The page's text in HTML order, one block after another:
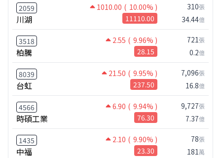
2059 1010.00 ( 10.00% )
川湖 11110.00
310張
34.44億
3518 2.55 ( 9.96% )
柏騰 28.15
721張
0.2億
8039 21.50 ( 9.95% )
台虹 237.50
7,096張
16.8億
4566 6.90 ( 9.94% )
時碩工業 76.30
9,727張
7.37億
1435 2.10 ( 9.90% )
中福 23.30
78張
181萬